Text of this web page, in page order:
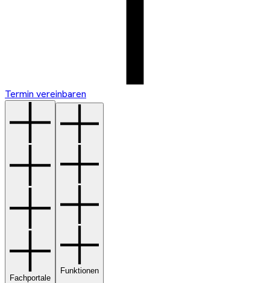
Termin vereinbaren
Fachportale
Funktionen